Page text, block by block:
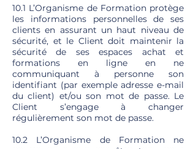
10.1 L’Organisme de Formation protège
les informations personnelles de ses
clients en assurant un haut niveau de
sécurité, et le Client doit maintenir la
sécurité de ses espaces achat et
formations en ligne en ne
communiquant à personne son
identifiant (par exemple adresse e-mail
du client) et/ou son mot de passe. Le
Client s’engage à changer
régulièrement son mot de passe.
10.2 L’Organisme de Formation ne